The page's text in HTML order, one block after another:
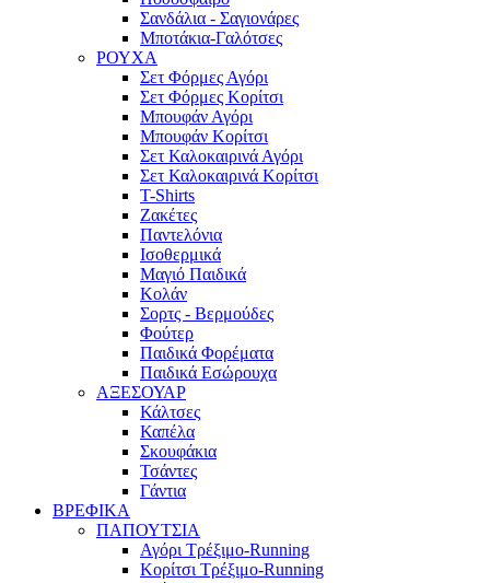
Σανδάλια - Σαγιονάρες
Μποτάκια-Γαλότσες
ΡΟΥΧΑ
Σετ Φόρμες Αγόρι
Σετ Φόρμες Κορίτσι
Μπουφάν Αγόρι
Μπουφάν Κορίτσι
Σετ Καλοκαιρινά Αγόρι
Σετ Καλοκαιρινά Κορίτσι
T-Shirts
Ζακέτες
Παντελόνια
Ισοθερμικά
Μαγιό Παιδικά
Κολάν
Σορτς - Βερμούδες
Φούτερ
Παιδικά Φορέματα
Παιδικά Εσώρουχα
ΑΞΕΣΟΥΑΡ
Κάλτσες
Καπέλα
Σκουφάκια
Τσάντες
Γάντια
ΒΡΕΦΙΚΑ
ΠΑΠΟΥΤΣΙΑ
Αγόρι Τρέξιμο-Running
Κορίτσι Τρέξιμο-Running